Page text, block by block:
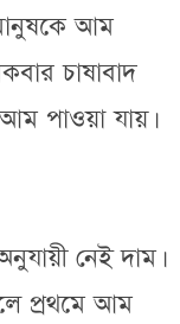
আম
চাষাবাদ
পাওয়া যায়।
নেই দাম।
প্রথমে আম